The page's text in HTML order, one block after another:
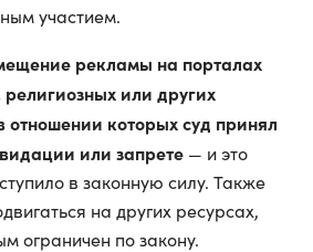
участием.
рекламы на порталах
или других
отношении которых суд принял
или запрете — и это
в законную силу. Также
на других ресурсах,
ограничен по закону.